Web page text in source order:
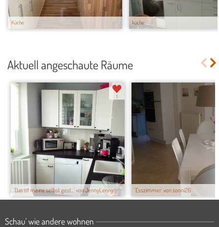
Küche küche
Aktuell angeschaute Räume
'Das ist meine selbst gest...' von JennyLenny
1
'Esszimmer' von sonni26
Schau' wie andere wohnen